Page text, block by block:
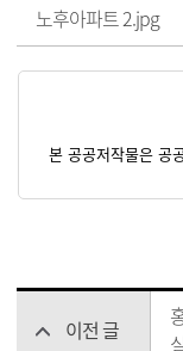
노후아파트 2.jpg
본 공공저작물은 공
이전 글